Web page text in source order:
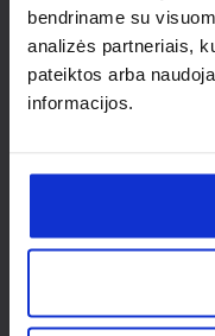
bendriname su
analizės partneriais,
pateiktos arba
informacijos.
nestandartinio
Susisiekti